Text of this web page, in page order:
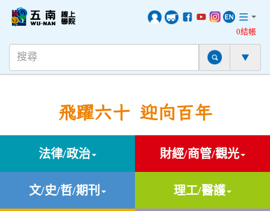
0結帳
飛躍六十 迎向百年
法律/政治 財經/商管/觀光
文/史/哲/期刊 理工/醫護